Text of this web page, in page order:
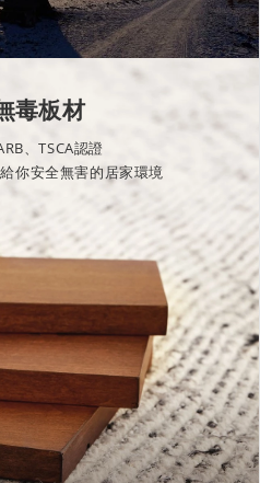
毒板材
、TSCA認證
你安全無害的居家環境